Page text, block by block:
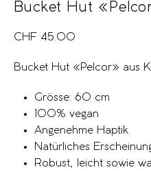
Bucket Hut
CHF 45.00
Bucket Hut «Pelcor» aus
Grösse: 60 cm
100% vegan
Angenehme Haptik
Natürliches
Robust, leicht sowie